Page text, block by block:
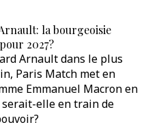
la bourgeoisie
2027?
Arnault dans le plus
Paris Match met en
Emmanuel Macron en
serait-elle en train de